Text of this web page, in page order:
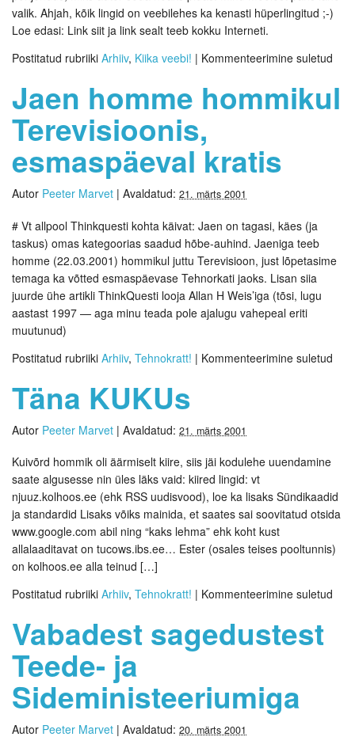
valik. Ahjah, kõik lingid on veebilehes ka kenasti hüperlingitud ;-)
Loe edasi: Link siit ja link sealt teeb kokku Interneti.
Postitatud rubriiki Arhiiv, Kiika veebi! | Kommenteerimine suletud
Jaen homme hommikul
Terevisioonis,
esmaspäeval kratis
Autor Peeter Marvet | Avaldatud: 21. märts 2001
# Vt allpool Thinkquesti kohta käivat: Jaen on tagasi, käes (ja
taskus) omas kategoorias saadud hõbe-auhind. Jaeniga teeb
homme (22.03.2001) hommikul juttu Terevisioon, just lõpetasime
temaga ka võtted esmaspäevase Tehnorkati jaoks. Lisan siia
juurde ühe artikli ThinkQuesti looja Allan H Weis’iga (tõsi, lugu
aastast 1997 — aga minu teada pole ajalugu vahepeal eriti
muutunud)
Postitatud rubriiki Arhiiv, Tehnokratt! | Kommenteerimine suletud
Täna KUKUs
Autor Peeter Marvet | Avaldatud: 21. märts 2001
Kuivõrd hommik oli äärmiselt kiire, siis jäi kodulehe uuendamine
saate algusesse nin üles läks vaid: kiired lingid: vt
njuuz.kolhoos.ee (ehk RSS uudisvood), loe ka lisaks Sündikaadid
ja standardid Lisaks võiks mainida, et saates sai soovitatud otsida
www.google.com abil ning “kaks lehma” ehk koht kust
allalaaditavat on tucows.ibs.ee… Ester (osales teises pooltunnis)
on kolhoos.ee alla teinud […]
Postitatud rubriiki Arhiiv, Tehnokratt! | Kommenteerimine suletud
Vabadest sagedustest
Teede- ja
Sideministeeriumiga
Autor Peeter Marvet | Avaldatud: 20. märts 2001